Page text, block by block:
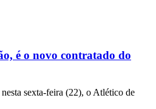
é o novo contratado do
sexta-feira (22), o Atlético de